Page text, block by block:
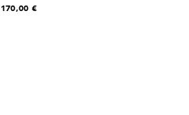
170,00 €